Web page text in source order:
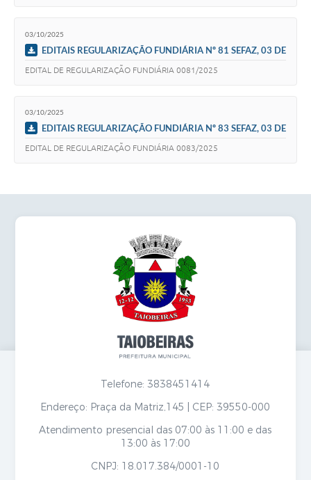
03/10/2025
EDITAIS REGULARIZAÇÃO FUNDIÁRIA Nº 81 SEFAZ, 03 DE
EDITAL DE REGULARIZAÇÃO FUNDIÁRIA 0081/2025
03/10/2025
EDITAIS REGULARIZAÇÃO FUNDIÁRIA Nº 83 SEFAZ, 03 DE
EDITAL DE REGULARIZAÇÃO FUNDIÁRIA 0083/2025
Telefone: 3838451414
Endereço: Praça da Matriz,145 | CEP: 39550-000
Atendimento presencial das 07:00 às 11:00 e das
13:00 às 17:00
CNPJ: 18.017.384/0001-10